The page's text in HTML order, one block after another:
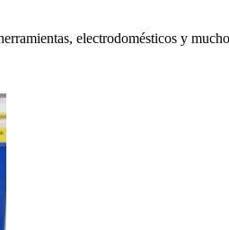
electrodomésticos y